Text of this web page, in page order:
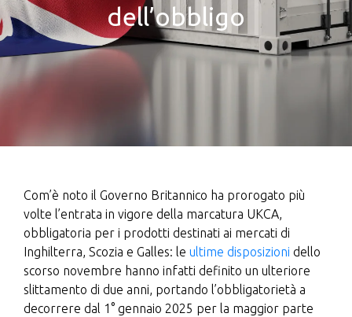
dell’obbligo
Com’è noto il Governo Britannico ha prorogato più
volte l’entrata in vigore della marcatura UKCA,
obbligatoria per i prodotti destinati ai mercati di
Inghilterra, Scozia e Galles: le ultime disposizioni dello
scorso novembre hanno infatti definito un ulteriore
slittamento di due anni, portando l’obbligatorietà a
decorrere dal 1° gennaio 2025 per la maggior parte